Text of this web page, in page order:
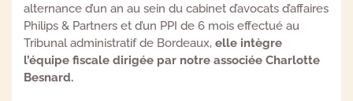
alternance d’un an au sein du cabinet d’avocats d’affaires
Philips & Partners et d’un PPI de 6 mois effectué au
Tribunal administratif de Bordeaux,elle intègre
l’équipe fiscale dirigée par notre associée Charlotte
Besnard.